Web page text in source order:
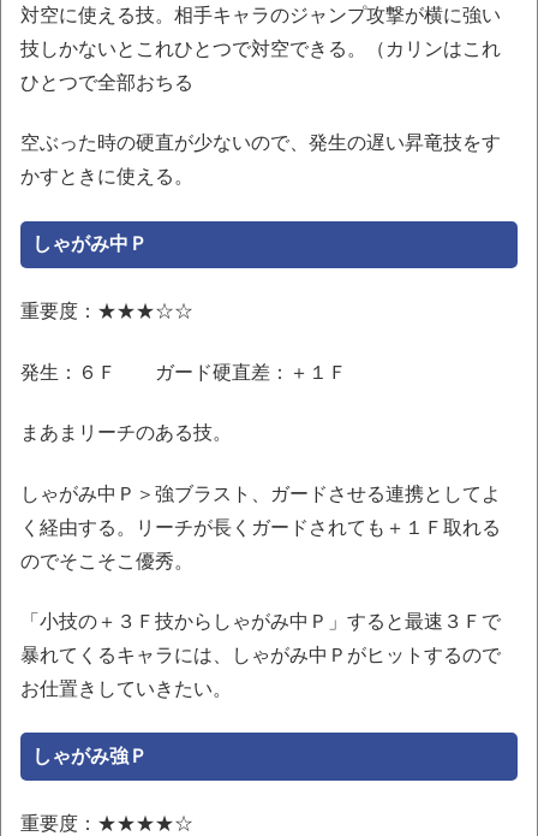
対空に使える技。相手キャラのジャンプ攻撃が横に強い
技しかないとこれひとつで対空できる。（カリンはこれ
ひとつで全部おちる
空ぶった時の硬直が少ないので、発生の遅い昇竜技をす
かすときに使える。
しゃがみ中Ｐ
重要度：★★★☆☆
発生：６Ｆ ガード硬直差：＋１Ｆ
まあまリーチのある技。
しゃがみ中Ｐ＞強ブラスト、ガードさせる連携としてよ
く経由する。リーチが長くガードされても＋１Ｆ取れる
のでそこそこ優秀。
「小技の＋３Ｆ技からしゃがみ中Ｐ」すると最速３Ｆで
暴れてくるキャラには、しゃがみ中Ｐがヒットするので
お仕置きしていきたい。
しゃがみ強Ｐ
重要度：★★★★☆